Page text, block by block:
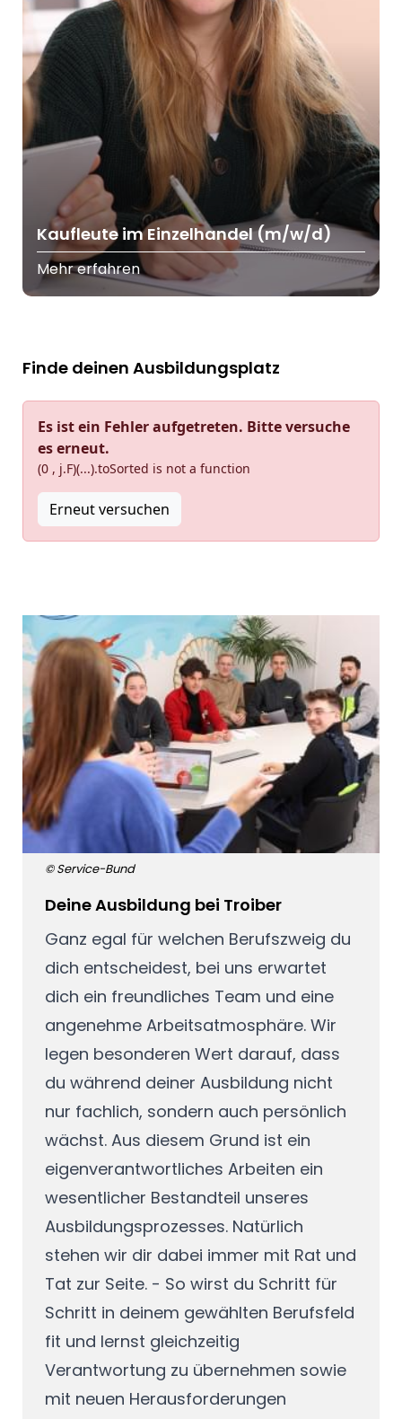
Kaufleute im Einzelhandel (m/w/d)
Mehr erfahren
Finde deinen Ausbildungsplatz
Es ist ein Fehler aufgetreten. Bitte versuche
es erneut.
(0 , j.F)(...).toSorted is not a function
Erneut versuchen
Deine Ausbildung bei Troiber
Ganz egal für welchen Berufszweig du
dich entscheidest, bei uns erwartet
dich ein freundliches Team und eine
angenehme Arbeitsatmosphäre. Wir
legen besonderen Wert darauf, dass
du während deiner Ausbildung nicht
nur fachlich, sondern auch persönlich
wächst. Aus diesem Grund ist ein
eigenverantwortliches Arbeiten ein
wesentlicher Bestandteil unseres
Ausbildungsprozesses. Natürlich
stehen wir dir dabei immer mit Rat und
Tat zur Seite. - So wirst du Schritt für
Schritt in deinem gewählten Berufsfeld
fit und lernst gleichzeitig
Verantwortung zu übernehmen sowie
mit neuen Herausforderungen
© Service-Bund